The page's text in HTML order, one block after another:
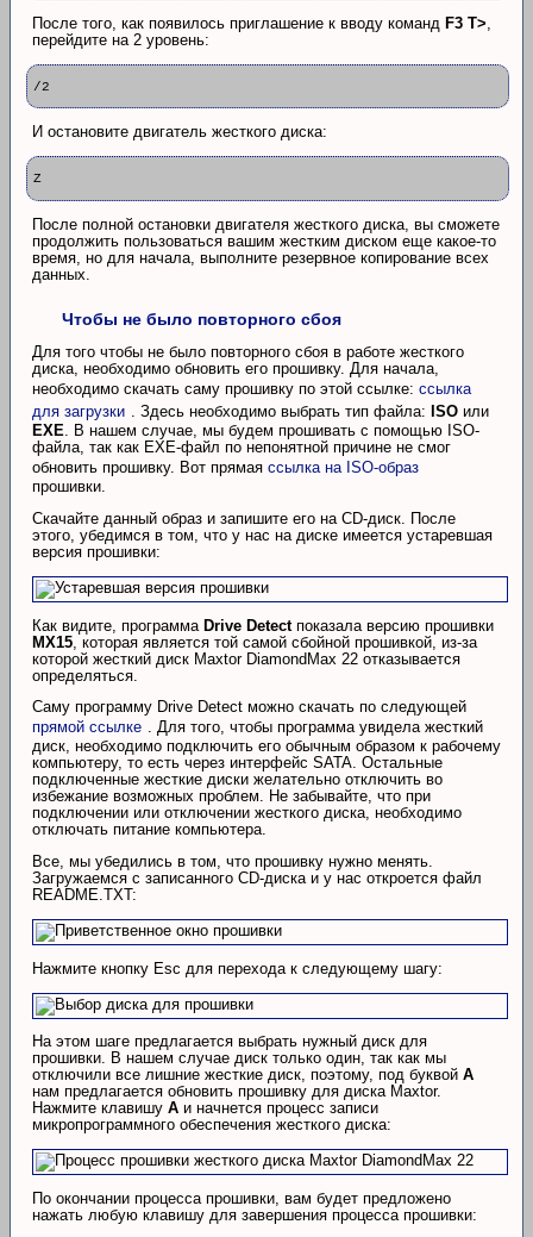
После того, как появилось приглашение к вводу команд F3 T>
перейдите на 2 уровень:
/2
И остановите двигатель жесткого диска:
Z
После полной остановки двигателя жесткого диска, вы сможете
продолжить пользоваться вашим жестким диском еще какое-то
время, но для начала, выполните резервное копирование всех
данных.
Чтобы не было повторного сбоя
Для того чтобы не было повторного сбоя в работе жесткого
диска, необходимо обновить его прошивку. Для начала,
необходимо скачать саму прошивку по этой ссылке: ссылка
для загрузки . Здесь необходимо выбрать тип файла: ISO или
EXE. В нашем случае, мы будем прошивать с помощью ISO-
файла, так как EXE-файл по непонятной причине не смог
обновить прошивку. Вот прямая ссылка на ISO-образ
прошивки.
Скачайте данный образ и запишите его на CD-диск. После
этого, убедимся в том, что у нас на диске имеется устаревшая
версия прошивки:
Как видите, программа Drive Detectпоказала версию прошивки
MX15 , которая является той самой сбойной прошивкой, из-за
которой жесткий диск Maxtor DiamondMax 22 отказывается
определяться.
Саму программу Drive Detect можно скачать по следующей
прямой ссылке . Для того, чтобы программа увидела жесткий
диск, необходимо подключить его обычным образом к рабочему
компьютеру, то есть через интерфейс SATA. Остальные
подключенные жесткие диски желательно отключить во
избежание возможных проблем. Не забывайте, что при
подключении или отключении жесткого диска, необходимо
отключать питание компьютера.
Все, мы убедились в том, что прошивку нужно менять.
Загружаемся с записанного CD-диска и у нас откроется файл
README.TXT:
Нажмите кнопку Esc для перехода к следующему шагу:
На этом шаге предлагается выбрать нужный диск для
прошивки. В нашем случае диск только один, так как мы
отключили все лишние жесткие диск, поэтому, под буквой A
нам предлагается обновить прошивку для диска Maxtor.
Нажмите клавишу A и начнется процесс записи
микропрограммного обеспечения жесткого диска:
По окончании процесса прошивки, вам будет предложено
нажать любую клавишу для завершения процесса прошивки: